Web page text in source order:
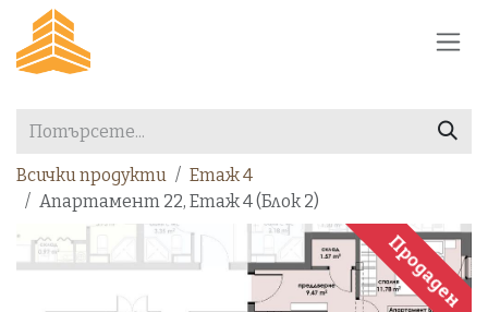
Преминете към съдържание
Всички продукти
Етаж 4
Апартамент 22, Етаж 4 (Блок 2)
Продаден